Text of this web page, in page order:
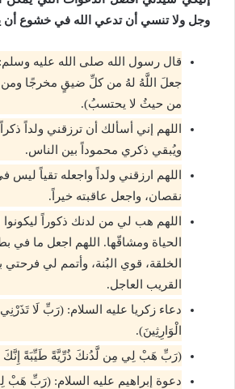
وجل ولا تنسي أن تدعي الله في خشوع أن
قال رسول الله صلى الله عليه
جعلَ اللَّهُ لهُ من كلِّ ضيقٍ مخرجًا
من حيثُ لا يحتسبُ).
اللهم إني أسألك أن ترزقني ولداً
ويُبقي ذكري محموداً بين الناس.
اللهم ارزقني ولداً واجعله تقياً ليس
نقصان، واجعل عاقبته خيراً.
اللهم هب لي من لدنك ذكوراً
الحياة ومشاقّها. اللهم اجعل ما في
الخلقة، قوي البُنة، وأتمم لي فرحتي
القريب العاجل.
دعاء زكريا عليه السلام: (رَبِّ لَا
الْوَارِثِينَ).
(رَبِّ هَبْ لِي مِن لَّدُنكَ ذُرِّيَّةً طَيِّبَةً إِنَّكَ
دعوة إبراهيم عليه السلام: (رَبِّ هَبْ